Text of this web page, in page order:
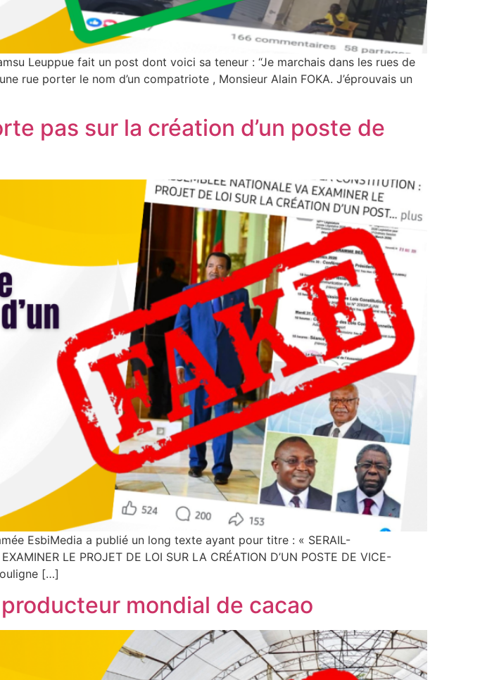
Leuppue fait un post dont voici sa teneur : “Je marchais dans les rues de
rue porter le nom d’un compatriote , Monsieur Alain FOKA. J’éprouvais un
pas sur la création d’un poste de
EsbiMedia a publié un long texte ayant pour titre : « SERAIL-
LE PROJET DE LOI SUR LA CRÉATION D’UN POSTE DE VICE-
[…]
producteur mondial de cacao